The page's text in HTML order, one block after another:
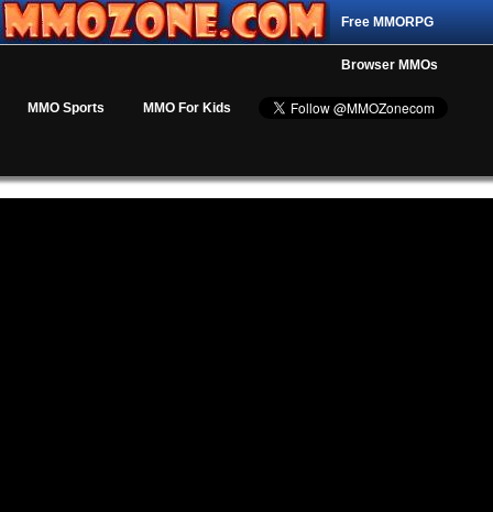
Free MMORPG
Browser MMOs
MMO Sports MMO For Kids